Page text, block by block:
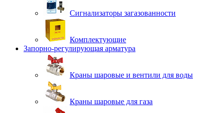
Сигнализаторы загазованности
Комплектующие
Запорно-регулирующая арматура
Краны шаровые и вентили для воды
Краны шаровые для газа